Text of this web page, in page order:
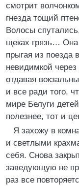
смотрит
гнезда тощий
Волосы
щеках грязь… Она
прыгая из поезда
невидимкой
отдавая
и все ради того,
мире Белуги
полезнее, тот и
Я захожу в
и светлыми
себя. Снова
заведующую не
раз все